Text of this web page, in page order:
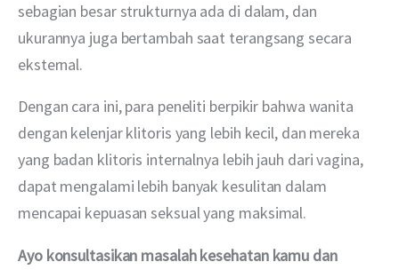
sebagian besar strukturnya ada di dalam, dan
ukurannya juga bertambah saat terangsang secara
eksternal.
Dengan cara ini, para peneliti berpikir bahwa wanita
dengan kelenjar klitoris yang lebih kecil, dan mereka
yang badan klitoris internalnya lebih jauh dari vagina,
dapat mengalami lebih banyak kesulitan dalam
mencapai kepuasan seksual yang maksimal.
Ayo konsultasikan masalah kesehatan kamu dan